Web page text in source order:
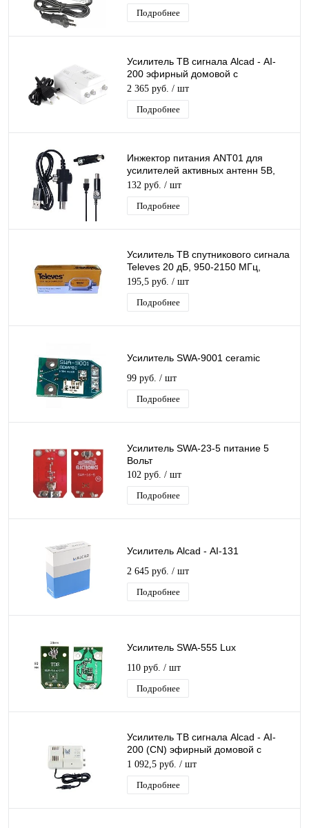
Подробнее
Усилитель ТВ сигнала Alcad - АI-
200 эфирный домовой с
регулировкой уровня, 2 выхода
2 365 руб. / шт
Подробнее
Инжектор питания ANT01 для
усилителей активных антенн 5В,
встроенный USB-5V шнур питания
132 руб. / шт
Подробнее
Усилитель ТВ спутникового сигнала
Televes 20 дБ, 950-2150 МГц,
спутниковый в разрез кабеля,
домовой
195,5 руб. / шт
Подробнее
Усилитель SWA-9001 ceramic
99 руб. / шт
Подробнее
Усилитель SWA-23-5 питание 5
Вольт
102 руб. / шт
Подробнее
Усилитель Alcad - АI-131
2 645 руб. / шт
Подробнее
Усилитель SWA-555 Lux
110 руб. / шт
Подробнее
Усилитель ТВ сигнала Alcad - АI-
200 (CN) эфирный домовой с
регулировкой уровня, 2 выхода
1 092,5 руб. / шт
Подробнее